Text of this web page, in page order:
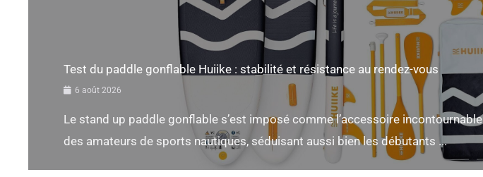
Test du paddle gonflable Huiike : stabilité et résistance au rendez-vous
6 août 2026
Le stand up paddle gonflable s’est imposé comme l’accessoire incontournable
des amateurs de sports nautiques, séduisant aussi bien les débutants ...